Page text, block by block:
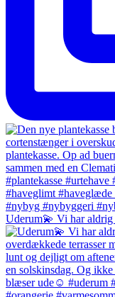
Uderum💫 Vi har